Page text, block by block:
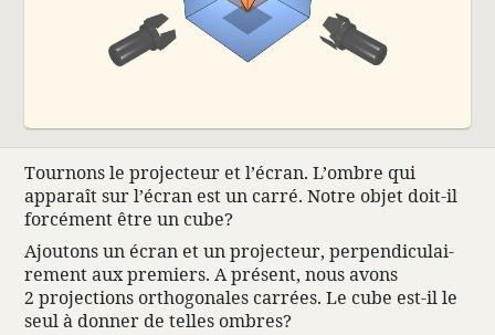
Tour­nons le projec­teur et l’écran. L’ombre qui
apparaît sur l’écran est un carré. Notre objet doit-il
forcément être un cube?
Ajou­tons un écran et un projec­teur, perpen­di­cu­lai­
re­ment aux premiers. A présent, nous avons
2 projec­tions ortho­go­nales carrées. Le cube est-il le
seul à donner de telles ombres?